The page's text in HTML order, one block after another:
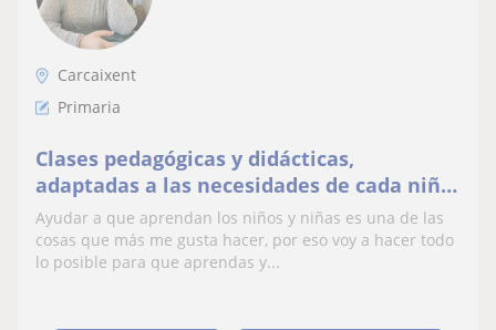
Carcaixent
Primaria
Clases pedagógicas y didácticas,
adaptadas a las necesidades de cada niño
y niña.
Ayudar a que aprendan los niños y niñas es una de las
cosas que más me gusta hacer, por eso voy a hacer todo
lo posible para que aprendas y...